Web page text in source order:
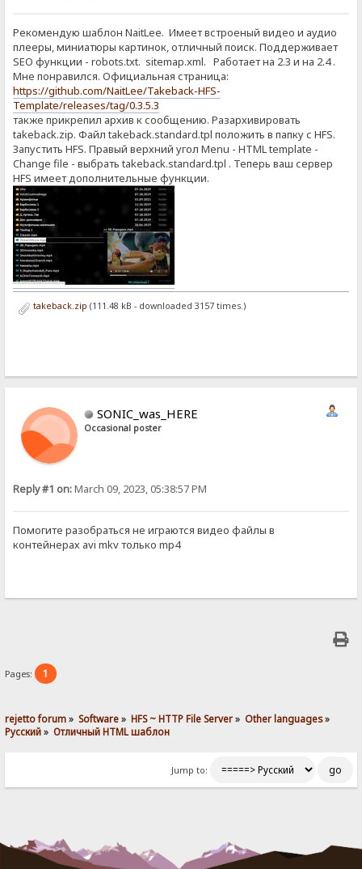
Рекомендую шаблон NaitLee. Имеет встроеный видео и аудио
плееры, миниатюры картинок, отличный поиск. Поддерживает
SEO функции - robots.txt. sitemap.xml. Работает на 2.3 и на 2.4 .
Мне понравился. Официальная страница:
https://github.com/NaitLee/Takeback-HFS-
Template/releases/tag/0.3.5.3
также прикрепил архив к сообщению. Разархивировать
takeback.zip. Файл takeback.standard.tpl положить в папку с HFS.
Запустить HFS. Правый верхний угол Menu - HTML template -
Change file - выбрать takeback.standard.tpl . Теперь ваш сервер
HFS имеет дополнительные функции.
takeback.zip (111.48 kB - downloaded 3157 times.)
SONIC_was_HERE
Occasional poster
Reply #1 on:March 09, 2023, 05:38:57 PM
Помогите разобраться не играются видео файлы в
контейнерах avi mkv только mp4
Pages: 1
rejetto forum» Software» HFS ~ HTTP File Server» Other languages»
Pусский» Отличный HTML шаблон
Jump to: